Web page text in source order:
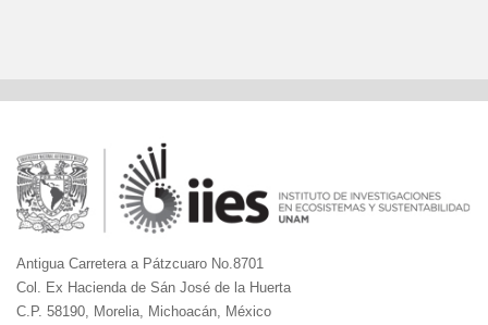
Antigua Carretera a Pátzcuaro No.8701
Col. Ex Hacienda de Sán José de la Huerta
C.P. 58190, Morelia, Michoacán, México